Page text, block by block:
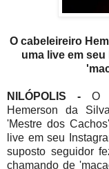
O cabeleireiro
uma live em
NILÓPOLIS -O
Hemerson da
'Mestre dos
live em seu
suposto seguidor
chamando de